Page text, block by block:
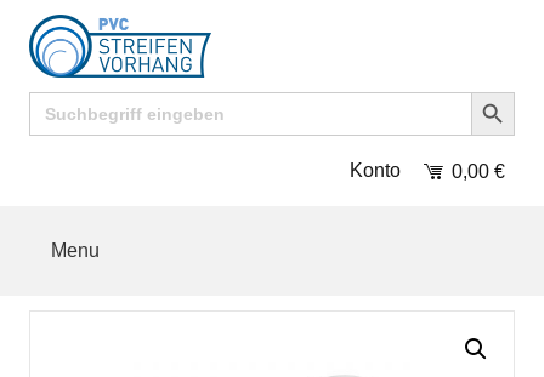
Search
for:
Search Button
Konto 0,00 €
Menu